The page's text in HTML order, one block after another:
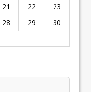
21 22
23
28 29
30